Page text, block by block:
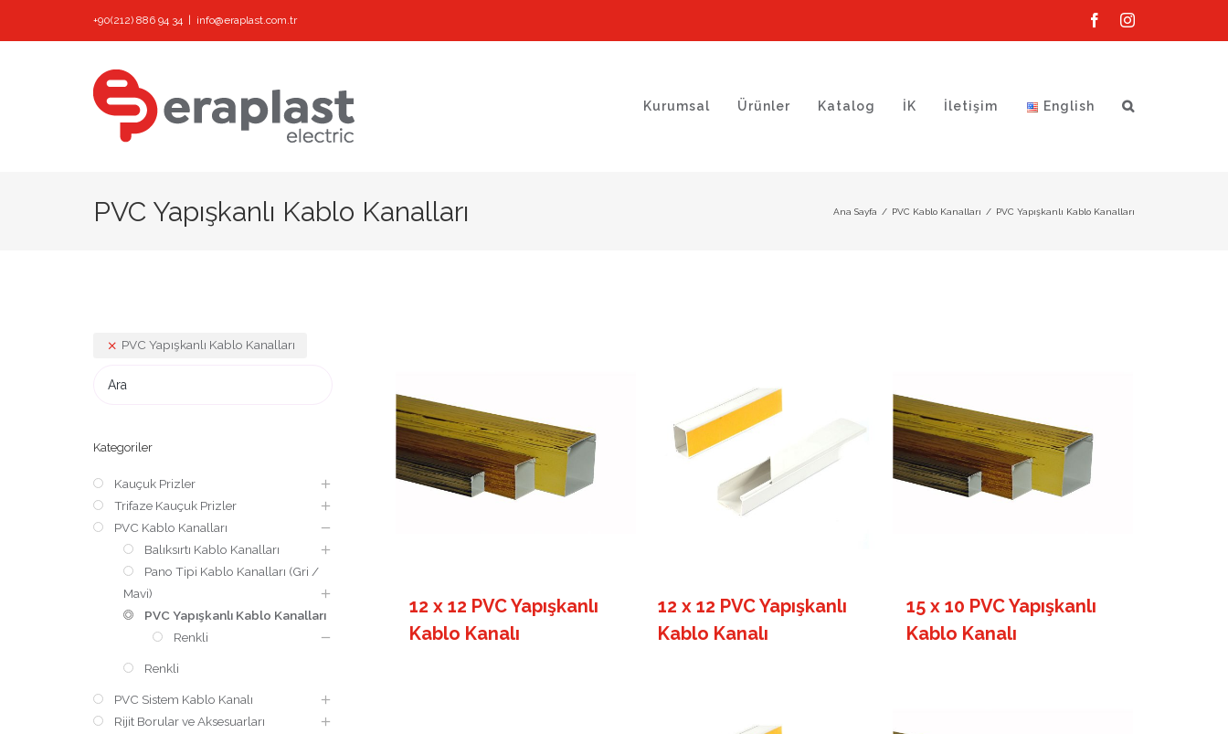
+90(212) 886 94 34 info@eraplast.com.tr FacebookInstagram
Kurumsal Ürünler Katalog İK İletişim English
PVC Yapışkanlı Kablo Kanalları Ana Sayfa / PVC Kablo Kanalları / PVC Yapışkanlı Kablo Kanalları
12 x 12 PVC Yapışkanlı
Kablo Kanalı
12 x 12 PVC Yapışkanlı
Kablo Kanalı
15 x 10 PVC Yapışkanlı
Kablo Kanalı
PVC Yapışkanlı Kablo Kanalları
Kategoriler
Kauçuk Prizler
Trifaze Kauçuk Prizler
PVC Kablo Kanalları
Balıksırtı Kablo Kanalları
Pano Tipi Kablo Kanalları (Gri /
Mavi)
PVC Yapışkanlı Kablo Kanalları
Renkli
Renkli
PVC Sistem Kablo Kanalı
Rijit Borular ve Aksesuarları